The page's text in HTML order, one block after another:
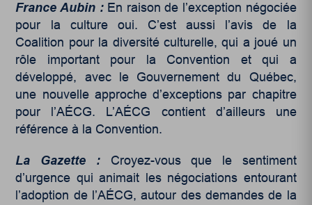
France Aubin : En raison de l’exception négociée
pour la culture oui. C’est aussi l’avis de la
Coalition pour la diversité culturelle, qui a joué un
rôle important pour la Convention et qui a
développé, avec le Gouvernement du Québec,
une nouvelle approche d’exceptions par chapitre
pour l’AÉCG. L’AÉCG contient d’ailleurs une
référence à la Convention.
La Gazette :Croyez-vous que le sentiment
d’urgence qui animait les négociations entourant
l’adoption de l’AÉCG, autour des demandes de la